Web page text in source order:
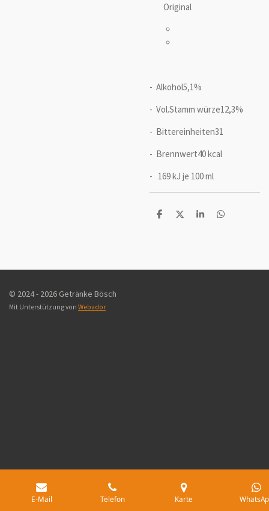
Original
- Alkohol5,1%
- Vol.Stamm würze12,3%
- Bittereinheiten31
- Brennwert40 kcal
- 169 kJ je 100 ml
T
T
T
T
© 2024 - 2026 Getränke Bösch
Mit Unterstützung von Webador
E-Mail Telefon Karte